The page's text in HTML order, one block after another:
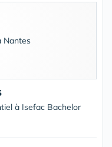
à Isefac Bachelor